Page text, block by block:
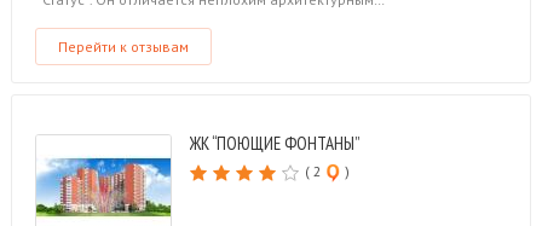
Перейти к отзывам
ЖК “ПОЮЩИЕ ФОНТАНЫ”
( 2 )